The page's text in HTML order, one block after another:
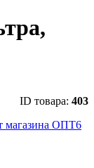
ID товара: 403